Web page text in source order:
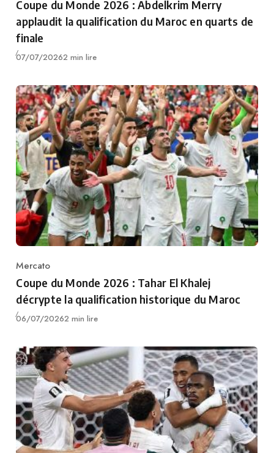
Coupe du Monde 2026 : Abdelkrim Merry
applaudit la qualification du Maroc en quarts de
finale
Publié
07/07/20262 min lire
Category
Mercato
Coupe du Monde 2026 : Tahar El Khalej
décrypte la qualification historique du Maroc
Publié
06/07/20262 min lire